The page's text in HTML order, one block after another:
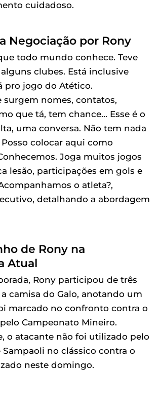
cuidadoso.
Negociação por Rony
todo mundo conhece. Teve
clubes. Está inclusive
pro jogo do Atético.
surgem nomes, contatos,
que tá, tem chance... Esse é o
uma conversa. Não tem nada
colocar aqui como
Joga muitos jogos
lesão, participações em gols e
o atleta?,
detalhando a abordagem
de Rony na
Atual
Rony participou de três
camisa do Galo, anotando um
marcado no confronto contra o
Campeonato Mineiro.
o atacante não foi utilizado pelo
no clássico contra o
neste domingo.